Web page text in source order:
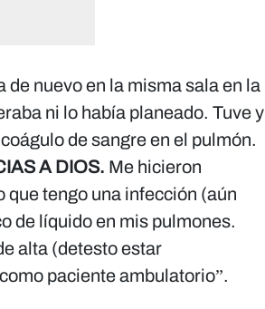
nuevo en la misma sala en la
ni lo había planeado. Tuve y
de sangre en el pulmón.
A DIOS. Me hicieron
tengo una infección (aún
de líquido en mis pulmones.
alta (detesto estar
paciente ambulatorio”.